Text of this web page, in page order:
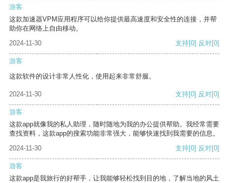
游客
这款加速器VPM应用程序可以给你提供最高速度和安全性的连接，并帮
助你在网络上自由移动。
2024-11-30
支持[0] 反对[0]
游客
这款软件的设计非常人性化，使用起来非常舒服。
2024-11-30 支持[0] 反对[0]
游客
这款app就像我的私人助理，随时随地为我的办公提供帮助。我经常需要
查找资料，这款app的搜索功能非常强大，能够快速找到我需要的信息。
2024-11-30
支持[0] 反对[0]
游客
这款app是我旅行的好帮手，让我能够轻松找到目的地，了解当地的风土